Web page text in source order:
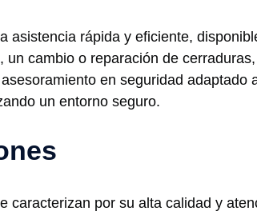
asistencia rápida y eficiente,
un cambio o reparación de
en seguridad
un entorno seguro.
caracterizan por su alta calidad y